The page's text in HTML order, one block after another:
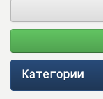
Категории